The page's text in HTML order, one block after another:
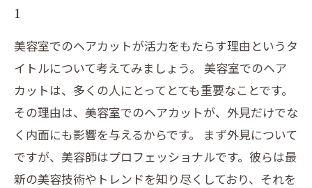
1
美容室でのヘアカットが活力をもたらす理由というタ
イトルについて考えてみましょう。 美容室でのヘア
カットは、多くの人にとってとても重要なことです。
その理由は、美容室でのヘアカットが、外見だけでな
く内面にも影響を与えるからです。 まず外見について
ですが、美容師はプロフェッショナルです。彼らは最
新の美容技術やトレンドを知り尽くしており、それを